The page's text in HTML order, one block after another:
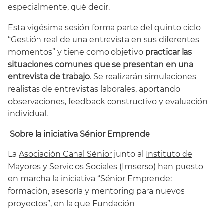
especialmente, qué decir.
Esta vigésima sesión forma parte del quinto ciclo
“Gestión real de una entrevista en sus diferentes
momentos” y tiene como objetivo practicar las
situaciones comunes que se presentan en una
entrevista de trabajo. Se realizarán simulaciones
realistas de entrevistas laborales, aportando
observaciones, feedback constructivo y evaluación
individual.
Sobre la iniciativa Sénior Emprende
La Asociación Canal Sénior junto al Instituto de
Mayores y Servicios Sociales (Imserso) han puesto
en marcha la iniciativa “Sénior Emprende:
formación, asesoría y mentoring para nuevos
proyectos”, en la que Fundación